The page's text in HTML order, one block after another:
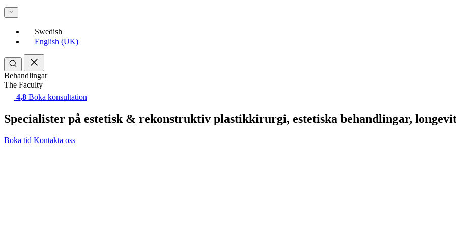
Swedish
English (UK)
Behandlingar
The Faculty
4,8 Boka konsultation
Specialister på estetisk & rekonstruktiv plastikkirurgi, estetiska behandlingar,
Boka tid Kontakta oss